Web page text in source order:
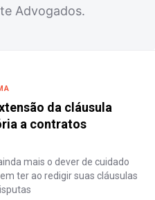
Advogados.
da cláusula
a contratos
mais o dever de cuidado
ter ao redigir suas cláusulas